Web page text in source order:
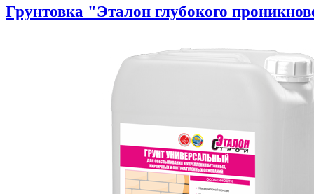
Грунтовка "Эталон глубокого